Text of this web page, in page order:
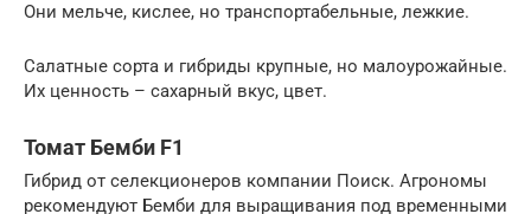
Они мельче, кислее, но транспортабельные, лежкие.
Салатные сорта и гибриды крупные, но малоурожайные.
Их ценность – сахарный вкус, цвет.
Томат Бемби F1
Гибрид от селекционеров компании Поиск. Агрономы
рекомендуют Бемби для выращивания под временными